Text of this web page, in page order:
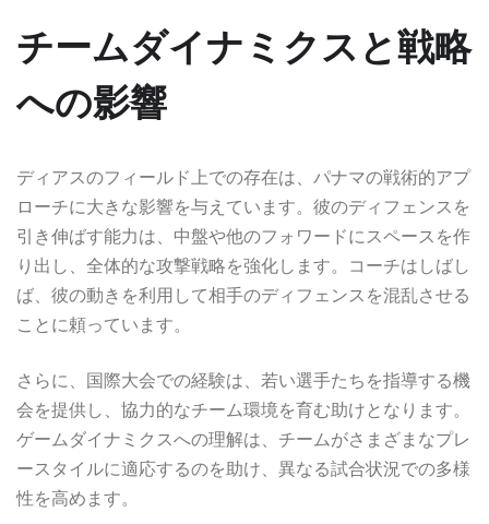
チームダイナミクスと戦略
への影響
ディアスのフィールド上での存在は、パナマの戦術的アプ
ローチに大きな影響を与えています。彼のディフェンスを
引き伸ばす能力は、中盤や他のフォワードにスペースを作
り出し、全体的な攻撃戦略を強化します。コーチはしばし
ば、彼の動きを利用して相手のディフェンスを混乱させる
ことに頼っています。
さらに、国際大会での経験は、若い選手たちを指導する機
会を提供し、協力的なチーム環境を育む助けとなります。
ゲームダイナミクスへの理解は、チームがさまざまなプレ
ースタイルに適応するのを助け、異なる試合状況での多様
性を高めます。